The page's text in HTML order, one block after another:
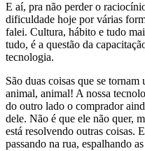
E aí, pra não perder o
dificuldade hoje por várias
falei. Cultura, hábito e tudo
tudo, é a questão da
tecnologia.
São duas coisas que se
animal, animal! A nossa
do outro lado o comprador
dele. Não é que ele não quer,
está resolvendo outras coisas.
passando na rua, espalhando